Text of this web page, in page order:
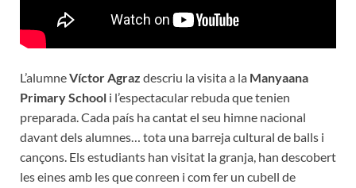
L’alumneVíctor Agraz descriu la visita a la Manyaana
Primary School i l’espectacular rebuda que tenien
preparada. Cada país ha cantat el seu himne nacional
davant dels alumnes… tota una barreja cultural de balls i
cançons. Els estudiants han visitat la granja, han descobert
les eines amb les que conreen i com fer un cubell de